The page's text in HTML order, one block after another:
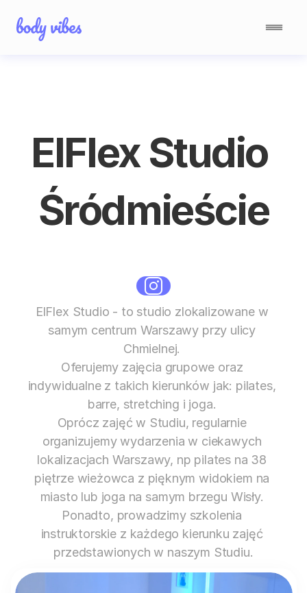
ElFlex Studio
Śródmieście
ElFlex Studio - to studio zlokalizowane w
samym centrum Warszawy przy ulicy
Chmielnej.
Oferujemy zajęcia grupowe oraz
indywidualne z takich kierunków jak: pilates,
barre, stretching i joga.
Oprócz zajęć w Studiu, regularnie
organizujemy wydarzenia w ciekawych
lokalizacjach Warszawy, np pilates na 38
piętrze wieżowca z pięknym widokiem na
miasto lub joga na samym brzegu Wisły.
Ponadto, prowadzimy szkolenia
instruktorskie z każdego kierunku zajęć
przedstawionych w naszym Studiu.